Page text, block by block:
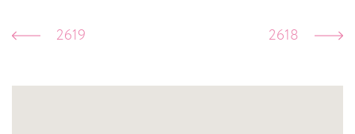
2619 2618